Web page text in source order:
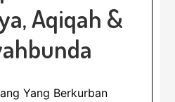
Aqiqah &
Yang Berkurban